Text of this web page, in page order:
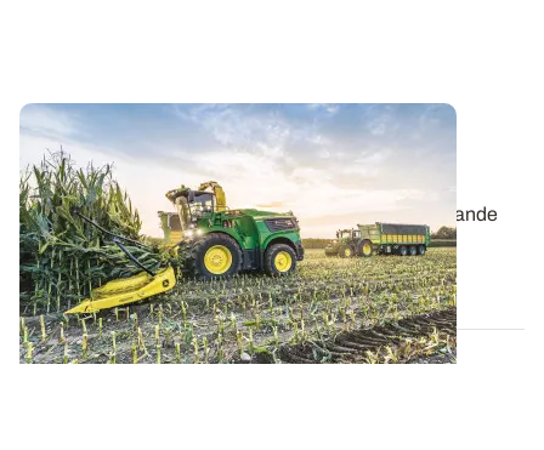
Récolte 2025 : quelle qualité pour le maïs
fourrage ?
La disparité de la pluviométrie constatée sur une grande
partie de la France au cours du...
01 DÉC. 2025